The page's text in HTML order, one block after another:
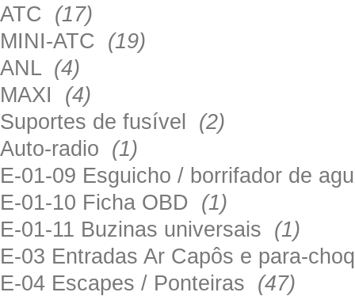
ATC (17)
MINI-ATC (19)
ANL (4)
MAXI (4)
Suportes de fusível (2)
Auto-radio (1)
E-01-09 Esguicho / borrifador de
E-01-10 Ficha OBD (1)
E-01-11 Buzinas universais (1)
E-03 Entradas Ar Capôs e para-
E-04 Escapes / Ponteiras (47)